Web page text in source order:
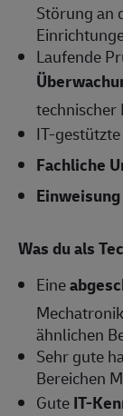
Störung an
Laufende
technischer
IT-gestützte
Fachliche
Einweisung
Was du als
Eine
ähnlichen
Sehr gute
Bereichen
GuteIT-